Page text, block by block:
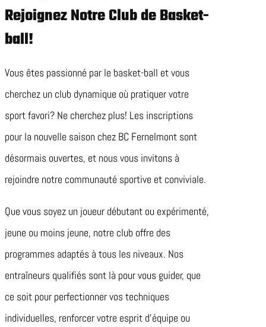
Rejoignez Notre Club de Basket-
ball!
Vous êtes passionné par le basket-ball et vous
cherchez un club dynamique où pratiquer votre
sport favori? Ne cherchez plus! Les inscriptions
pour la nouvelle saison chez BC Fernelmont sont
désormais ouvertes, et nous vous invitons à
rejoindre notre communauté sportive et conviviale.
Que vous soyez un joueur débutant ou expérimenté,
jeune ou moins jeune, notre club offre des
programmes adaptés à tous les niveaux. Nos
entraîneurs qualifiés sont là pour vous guider, que
ce soit pour perfectionner vos techniques
individuelles, renforcer votre esprit d’équipe ou